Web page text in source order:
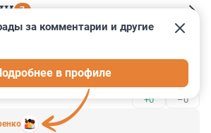
7
и в рабочий день
+0 –0
за комментарии и другие
в профиле